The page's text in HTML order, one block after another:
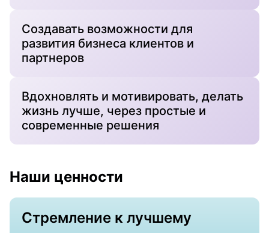
Создавать возможности для
развития бизнеса клиентов и
партнеров
Вдохновлять и мотивировать, делать
жизнь лучше, через простые и
современные решения
Наши ценности
Стремление к лучшему